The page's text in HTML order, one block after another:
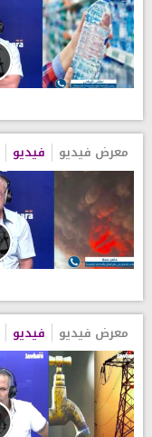
معرض فيديو فيديو
معرض فيديو فيديو